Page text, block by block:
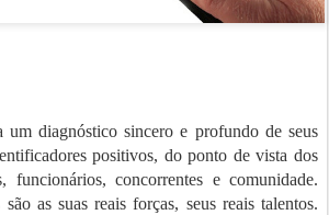
um diagnóstico sincero e profundo de seus
positivos, do ponto de vista dos
funcionários, concorrentes e comunidade.
as suas reais forças, seus reais talentos.